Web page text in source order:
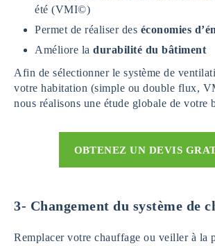
été (VMI©)
Permet de réaliser des économies
Améliore la durabilité du bâtiment
Afin de sélectionner le système de
votre habitation (simple ou double flux,
nous réalisons une étude globale de votre
OBTENEZ UN DEVIS
3- Changement du système de
Remplacer votre chauffage ou veiller à la